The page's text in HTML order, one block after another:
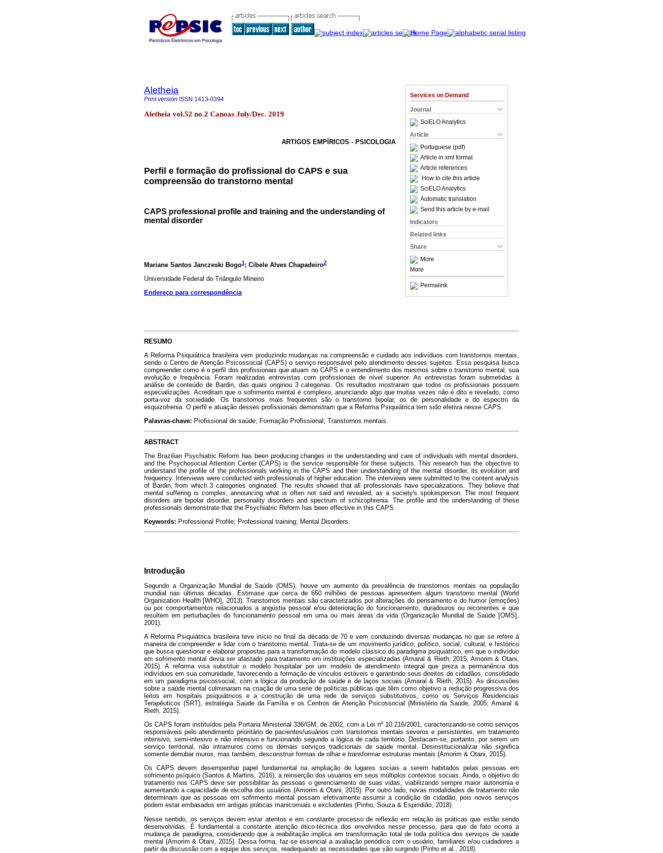
Services on Demand
Journal
SciELO Analytics
Article
Portuguese (pdf)
Article in xml format
Article references
How to cite this article
SciELO Analytics
Automatic translation
Send this article by e-mail
Indicators
Related links
Share
More
More
Permalink
Aletheia
Print version ISSN 1413-0394
Aletheia vol.52 no.2 Canoas July/Dec. 2019
ARTIGOS EMPÍRICOS - PSICOLOGIA
Perfil e formação do profissional do CAPS e sua
compreensão do transtorno mental
CAPS professional profile and training and the understanding of
mental disorder
Mariane Santos Janczeski Bogo1; Cibele Alves Chapadeiro2
Universidade Federal do Triângulo Mineiro
Endereço para correspondência
RESUMO
A Reforma Psiquiátrica brasileira vem produzindo mudanças na compreensão e cuidado aos indivíduos com transtornos mentais,
sendo o Centro de Atenção Psicossocial (CAPS) o serviço responsável pelo atendimento desses sujeitos. Essa pesquisa busca
compreender como é o perfil dos profissionais que atuam no CAPS e o entendimento dos mesmos sobre o transtorno mental, sua
evolução e frequência. Foram realizadas entrevistas com profissionais de nível superior. As entrevistas foram submetidas à
análise de conteúdo de Bardin, das quais originou 3 categorias. Os resultados mostraram que todos os profissionais possuem
especializações. Acreditam que o sofrimento mental é complexo, anunciando algo que muitas vezes não é dito e revelado, como
porta-voz da sociedade. Os transtornos mais frequentes são o transtorno bipolar, os de personalidade e do espectro da
esquizofrenia. O perfil e atuação desses profissionais demonstram que a Reforma Psiquiátrica tem sido efetiva nesse CAPS.
Palavras-chave: Profissional de saúde; Formação Profissional; Transtornos mentais.
ABSTRACT
The Brazilian Psychiatric Reform has been producing changes in the understanding and care of individuals with mental disorders,
and the Psychosocial Attention Center (CAPS) is the service responsible for these subjects. This research has the objective to
understand the profile of the professionals working in the CAPS and their understanding of the mental disorder, its evolution and
frequency. Interviews were conducted with professionals of higher education. The interviews were submitted to the content analysis
of Bardin, from which 3 categories originated. The results showed that all professionals have specializations. They believe that
mental suffering is complex, announcing what is often not said and revealed, as a society's spokesperson. The most frequent
disorders are bipolar disorder, personality disorders and spectrum of schizophrenia. The profile and the understanding of these
professionals demonstrate that the Psychiatric Reform has been effective in this CAPS.
Keywords: Professional Profile; Professional training; Mental Disorders.
Introdução
Segundo a Organização Mundial de Saúde (OMS), houve um aumento da prevalência de transtornos mentais na população
mundial nas últimas décadas. Estimase que cerca de 650 milhões de pessoas apresentem algum transtorno mental (World
Organization Health [WHO], 2013). Transtornos mentais são caracterizados por alterações do pensamento e do humor (emoções)
ou por comportamentos relacionados a angústia pessoal e/ou deterioração do funcionamento, duradouros ou recorrentes e que
resultem em perturbações do funcionamento pessoal em uma ou mais áreas da vida (Organização Mundial de Saúde [OMS],
2001).
A Reforma Psiquiátrica brasileira teve início no final da década de 70 e vem conduzindo diversas mudanças no que se refere à
maneira de compreender e lidar com o transtorno mental. Trata-se de um movimento jurídico, político, social, cultural, e histórico
que busca questionar e elaborar propostas para a transformação do modelo clássico do paradigma psiquiátrico, em que o indivíduo
em sofrimento mental devia ser afastado para tratamento em instituições especializadas (Amaral & Rieth, 2015; Amorim & Otani,
2015). A reforma visa substituir o modelo hospitalar por um modelo de atendimento integral que preza a permanência dos
indivíduos em sua comunidade, favorecendo a formação de vínculos estáveis e garantindo seus direitos de cidadãos, consolidado
em um paradigma psicossocial, com a lógica da produção de saúde e de laços sociais (Amaral & Rieth, 2015). As discussões
sobre a saúde mental culminaram na criação de uma serie de políticas públicas que têm como objetivo a redução progressiva dos
leitos em hospitais psiquiátricos e a construção de uma rede de serviços substitutivos, como os Serviços Residenciais
Terapêuticos (SRT), estratégia Saúde da Família e os Centros de Atenção Psicossocial (Ministério da Saúde, 2005; Amaral &
Rieth, 2015).
Os CAPS foram instituídos pela Portaria Ministerial 336/GM, de 2002, com a Lei nº 10.216/2001, caracterizando-se como serviços
responsáveis pelo atendimento prioritário de pacientes/usuários com transtornos mentais severos e persistentes, em tratamento
intensivo, semi-intesivo e não intensivo e funcionando segundo a lógica de cada território. Destacam-se, portanto, por serem um
serviço territorial, não intramuros como os demais serviços tradicionais de saúde mental. Desinstitucionalizar não significa
somente derrubar muros, mas também, desconstruir formas de olhar e transformar estruturas mentais (Amorim & Otani, 2015).
Os CAPS devem desempenhar papel fundamental na ampliação de lugares sociais a serem habitados pelas pessoas em
sofrimento psíquico (Santos & Martins, 2016), a reinserção dos usuários em seus múltiplos contextos sociais. Ainda, o objetivo do
tratamento nos CAPS deve ser possibilitar às pessoas o gerenciamento de suas vidas, viabilizando sempre maior autonomia e
aumentando a capacidade de escolha dos usuários (Amorim & Otani, 2015). Por outro lado, novas modalidades de tratamento não
determinam que as pessoas em sofrimento mental possam efetivamente assumir a condição de cidadão, pois novos serviços
podem estar embasados em antigas práticas manicomiais e excludentes (Pinho, Souza & Espiridião, 2018).
Nesse sentido, os serviços devem estar atentos e em constante processo de reflexão em relação às práticas que estão sendo
desenvolvidas. É fundamental a constante atenção ético-técnica dos envolvidos nesse processo, para que de fato ocorra a
mudança de paradigma, considerando que a reabilitação implica em transformação total de toda política dos serviços de saúde
mental (Amorim & Otani, 2015). Dessa forma, faz-se essencial a avaliação periódica com o usuário, familiares e/ou cuidadores a
partir da discussão com a equipe dos serviços, readequando as necessidades que vão surgindo (Pinho et al., 2018).